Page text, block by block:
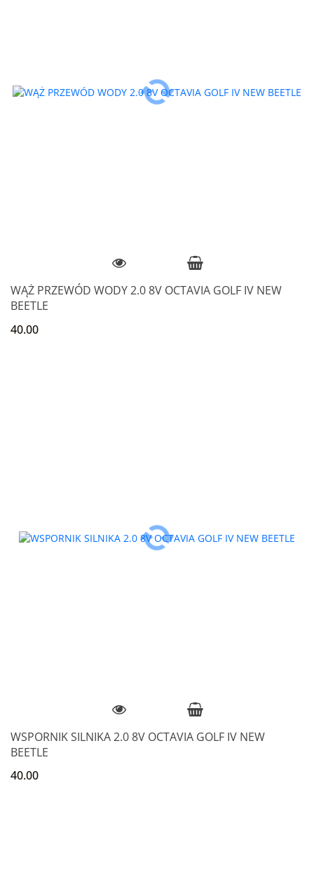
WĄŻ PRZEWÓD WODY 2.0 8V OCTAVIA GOLF IV NEW
BEETLE
40.00
WSPORNIK SILNIKA 2.0 8V OCTAVIA GOLF IV NEW
BEETLE
40.00